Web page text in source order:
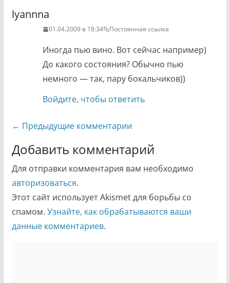
lyannna
01.04.2009 в 18:34 Постоянная ссылка
Иногда пью вино. Вот сейчас например)
До какого состояния? Обычно пью
немного — так, пару бокальчиков))
Войдите, чтобы ответить
Навигация
комментариям
← Предыдущие комментарии
Добавить комментарий
Для отправки комментария вам необходимо
авторизоваться.
Этот сайт использует Akismet для борьбы со
спамом. Узнайте, как обрабатываются ваши
данные комментариев.